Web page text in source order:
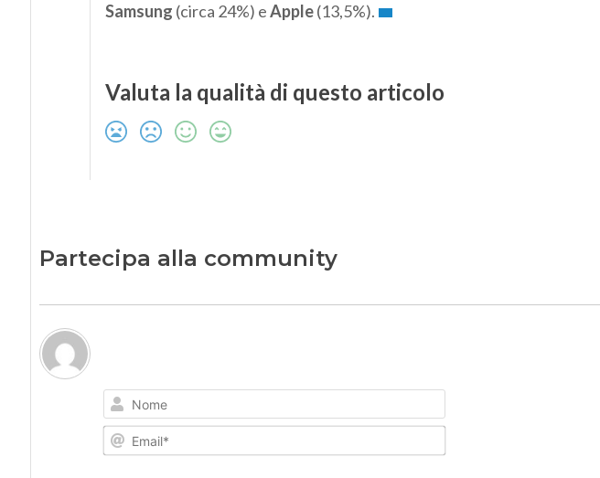
Samsung (circa 24%) eApple(13,5%).
Valuta la qualità di questo articolo
Partecipa alla community
Nome
Email*